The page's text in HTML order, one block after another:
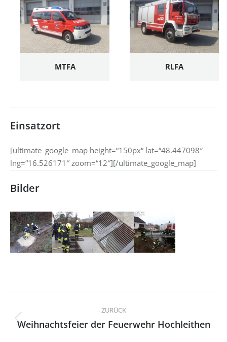
MTFA RLFA
Einsatzort
[ultimate_google_map height=“150px“ lat=“48.447098″
lng=“16.526171″ zoom=“12″][/ultimate_google_map]
Bilder
Kommentarnavigation
ZURÜCK
Vorheriger
Weihnachtsfeier der Feuerwehr Hochleithen